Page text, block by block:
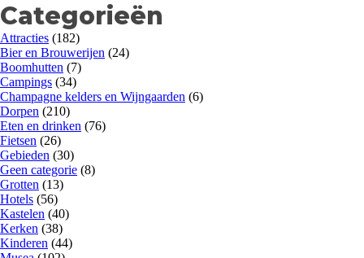
Categorieën
Attracties (182)
Bier en Brouwerijen (24)
Boomhutten (7)
Campings (34)
Champagne kelders en Wijngaarden (6)
Dorpen (210)
Eten en drinken (76)
Fietsen (26)
Gebieden (30)
Geen categorie (8)
Grotten (13)
Hotels (56)
Kastelen (40)
Kerken (38)
Kinderen (44)